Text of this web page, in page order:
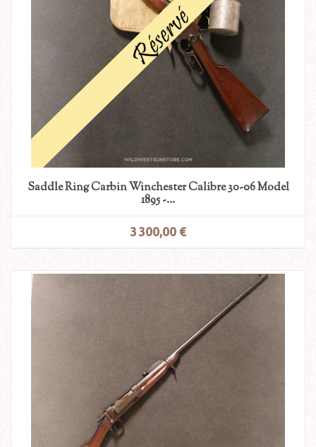
Saddle Ring Carbin Winchester Calibre 30-06 Model
1895 -...
3 300,00 €